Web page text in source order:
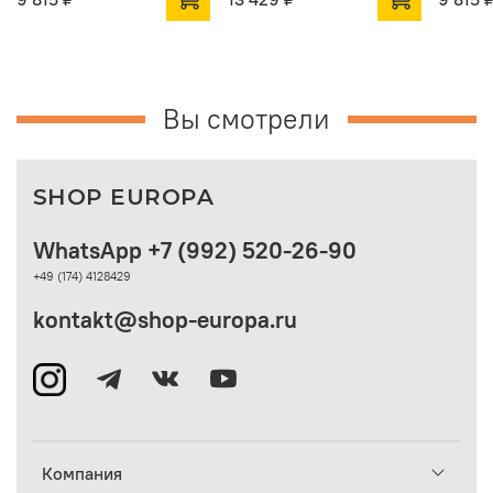
Вы смотрели
Компания
WhatsApp +7 (992) 520-26-90
+49 (174) 4128429
kontakt@shop-europa.ru
SHOP EUROPA